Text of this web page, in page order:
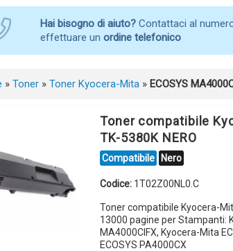
Hai bisogno di aiuto?Contattaci al
effettuare un ordine telefonico
» Toner» Toner Kyocera-Mita» ECOSYS
Toner compatibile
TK-5380K NERO
Compatibile Nero
Codice: 1T02Z00NL0.C
Toner compatibile Kyocera-
13000 pagine per Stampanti:
MA4000CIFX, Kyocera-Mita
ECOSYS PA4000CX